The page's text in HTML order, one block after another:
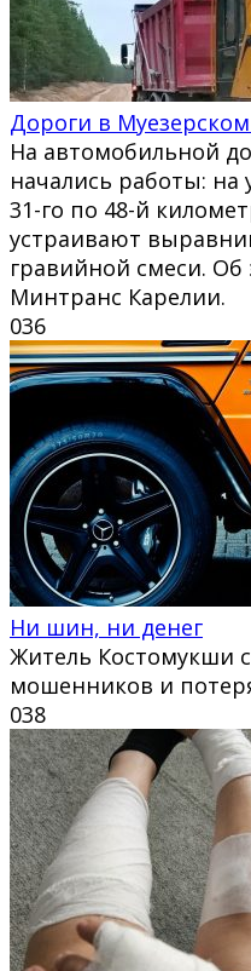
Дороги в
На автомобильной
начались работы: на
31-го по 48-й
устраивают
гравийной смеси.
Минтранс Карелии.
036
Ни шин, ни денег
Житель Костомукши
мошенников и
038